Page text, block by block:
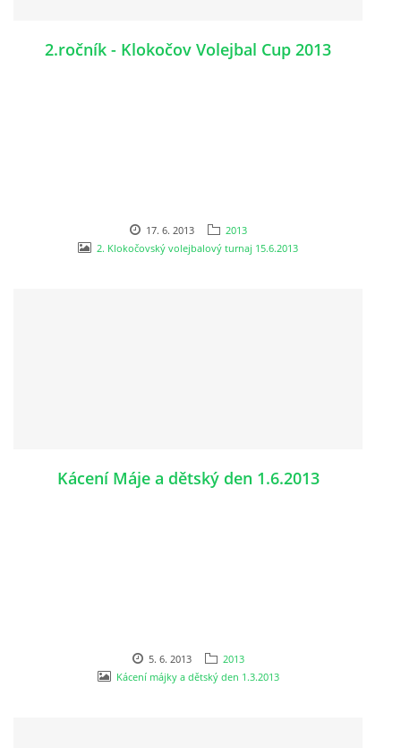
2.ročník - Klokočov Volejbal Cup 2013
17. 6. 2013
2013
2. Klokočovský volejbalový turnaj 15.6.2013
Kácení Máje a dětský den 1.6.2013
5. 6. 2013
2013
Kácení májky a dětský den 1.3.2013